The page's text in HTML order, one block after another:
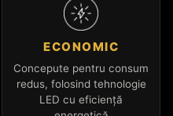
ECONOMIC
Concepute pentru consum
redus, folosind tehnologie
LED cu eficiență